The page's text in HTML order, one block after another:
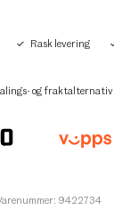
Rask levering
og fraktalternativ
9422734